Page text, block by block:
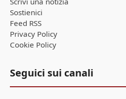
Sostienici
Feed RSS
Privacy Policy
Cookie Policy
Seguici sui canali